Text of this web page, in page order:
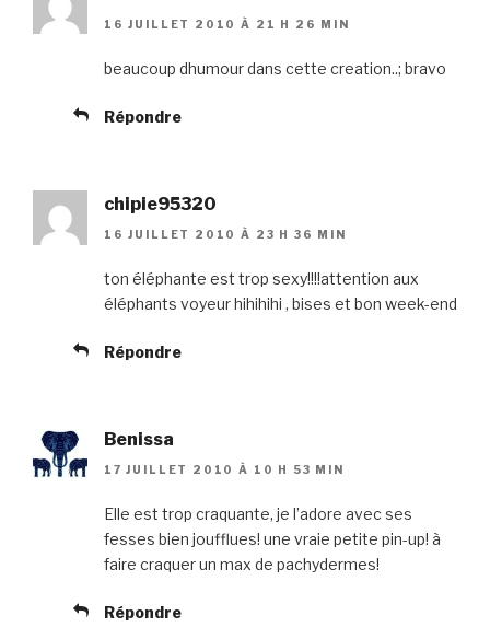
16 JUILLET 2010 À 21 H 26 MIN
beaucoup dhumour dans cette creation..; bravo
Répondre
chipie95320
16 JUILLET 2010 À 23 H 36 MIN
ton éléphante est trop sexy!!!!attention aux
éléphants voyeur hihihihi , bises et bon week-end
Répondre
Benissa
17 JUILLET 2010 À 10 H 53 MIN
Elle est trop craquante, je l’adore avec ses
fesses bien joufflues! une vraie petite pin-up! à
faire craquer un max de pachydermes!
Répondre